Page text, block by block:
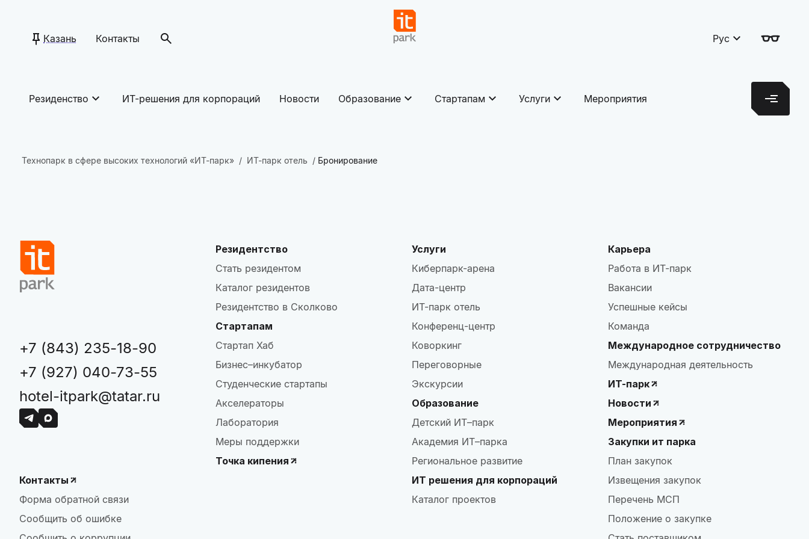
Казань Контакты Рус
Резиденство ИТ-решения для корпораций Новости Образование Стартапам Услуги Мероприятия
Технопарк в сфере высоких технологий «ИТ-парк» ИТ-парк отель Бронирование
+7 (843) 235-18-90
+7 (927) 040-73-55
hotel-itpark@tatar.ru
Контакты
Форма обратной связи
Сообщить об ошибке
Резидентство
Стать резидентом
Каталог резидентов
Резидентство в Сколково
Стартапам
Стартап Хаб
Бизнес–инкубатор
Студенческие стартапы
Акселераторы
Лаборатория
Меры поддержки
Точка кипения
Услуги
Киберпарк-арена
Дата-центр
ИТ-парк отель
Конференц-центр
Коворкинг
Переговорные
Экскурсии
Образование
Детский ИТ–парк
Академия ИТ–парка
Региональное развитие
ИТ решения для корпораций
Каталог проектов
Карьера
Работа в ИТ-парк
Вакансии
Успешные кейсы
Команда
Международное сотрудничество
Международная деятельность
ИТ-парк
Новости
Мероприятия
Закупки ит парка
План закупок
Извещения закупок
Перечень МСП
Положение о закупке